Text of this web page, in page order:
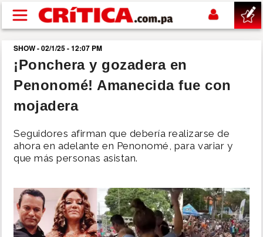
Pasar al contenido principal
buscar
SUCESOS
POLÍTICA
DEPORTES
SHOW - 02/1/25 - 12:07 PM
¡Ponchera y gozadera en
Penonomé! Amanecida fue con
mojadera
Seguidores afirman que debería realizarse de
ahora en adelante en Penonomé, para variar y
que más personas asistan.